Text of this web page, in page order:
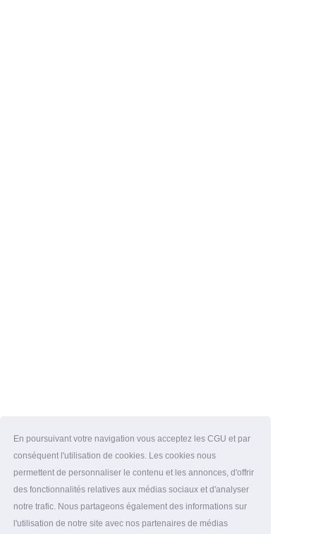
En poursuivant votre navigation vous acceptez les CGU et par
conséquent l'utilisation de cookies. Les cookies nous
permettent de personnaliser le contenu et les annonces, d'offrir
des fonctionnalités relatives aux médias sociaux et d'analyser
notre trafic. Nous partageons également des informations sur
l'utilisation de notre site avec nos partenaires de médias